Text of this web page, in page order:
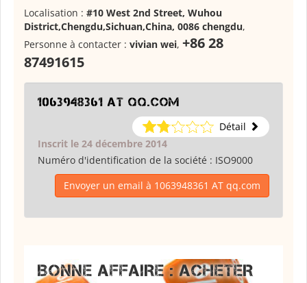
Localisation : #10 West 2nd Street, Wuhou
District,Chengdu,Sichuan,China, 0086 chengdu,
Personne à contacter : vivian wei, +86 28
87491615
1063948361 AT qq.com
Détail
Inscrit le 24 décembre 2014
Numéro d'identification de la société : ISO9000
Envoyer un email à 1063948361 AT qq.com
BONNE AFFAIRE : ACHETER